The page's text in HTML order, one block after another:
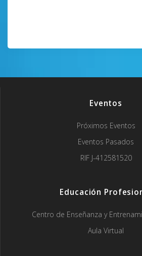
entradas
Eventos
Próximos Eventos
Eventos Pasados
RIF J-412581520
Educación
Centro de Enseñanza y
Aula Virtual